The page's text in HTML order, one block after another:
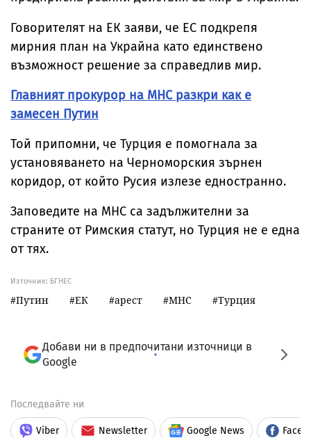
Говорителят на ЕК заяви, че ЕС подкрепя
мирния план на Украйна като единствено
възможност решение за справедлив мир.
Главният прокурор на МНС разкри как е
замесен Путин
Той припомни, че Турция е помогнала за
установяването на Черноморския зърнен
коридор, от който Русия излезе едностранно.
Заповедите на МНС са задължителни за
страните от Римския статут, но Турция не е една
от тях.
Източник: БГНЕС
Путин ЕК арест МНС Турция
Добави ни в предпочитани източници в
Google
Последвайте ни
Viber Newsletter Google News